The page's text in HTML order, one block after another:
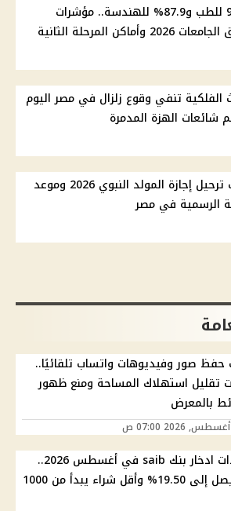
92.8% للطب و87.9% للهندسة.. مؤشرات
وأماكن المرحلة الثانية
الفلكية تنفي وقوع زلزال في مصر اليوم
شائعات الهزة المدمرة
موقف ترحيل إجازة المولد النبوي 2026 وموعد
الرسمية في مصر
حفظ صور وفيديوهات واتساب تلقائيًا..
تقليل استهلاك المساحة ومنع ظهور
بالمعرض
شهادات ادخار بنك saib في أغسطس 2026..
عائد يصل إلى 19.50% وأقل شراء يبدأ من 1000